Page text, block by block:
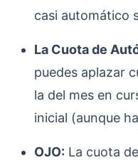
casi automático
La Cuota de
puedes aplazar
la del mes en
inicial (aunque
OJO: La cuota